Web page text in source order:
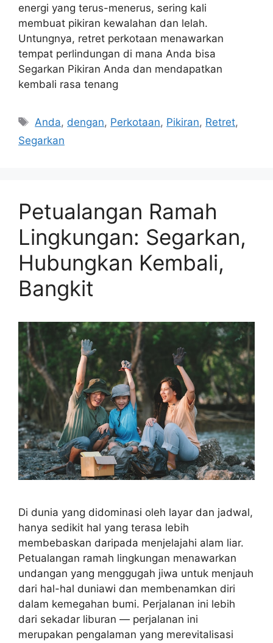
energi yang terus-menerus, sering kali
membuat pikiran kewalahan dan lelah.
Untungnya, retret perkotaan menawarkan
tempat perlindungan di mana Anda bisa
Segarkan Pikiran Anda dan mendapatkan
kembali rasa tenang
Tags
Anda, dengan, Perkotaan, Pikiran, Retret,
Segarkan
Petualangan Ramah
Lingkungan: Segarkan,
Hubungkan Kembali,
Bangkit
Di dunia yang didominasi oleh layar dan jadwal,
hanya sedikit hal yang terasa lebih
membebaskan daripada menjelajahi alam liar.
Petualangan ramah lingkungan menawarkan
undangan yang menggugah jiwa untuk menjauh
dari hal-hal duniawi dan membenamkan diri
dalam kemegahan bumi. Perjalanan ini lebih
dari sekadar liburan — perjalanan ini
merupakan pengalaman yang merevitalisasi